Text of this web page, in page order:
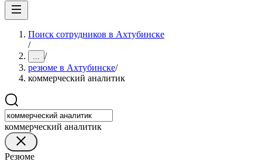
Поиск сотрудников в Ахтубинске
/
... /
резюме в Ахтубинске/
коммерческий аналитик
коммерческий аналитик
Резюме